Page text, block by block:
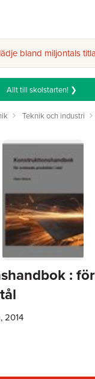
bland miljontals
Allt till skolstarten! ❯
Teknik och industri
:
2014